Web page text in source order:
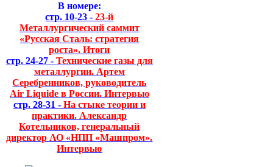
В номере:
стр. 10-23 - 23-й
Металлургический саммит
«Русская Сталь: стратегия
роста». Итоги
стр. 24-27 - Технические газы для
металлургии. Артем
Серебренников, руководитель
Air Liquide в России. Интервью
стр. 28-31 - На стыке теории и
практики. Александр
Котельников, генеральный
директор АО «НПП «Машпром».
Интервью